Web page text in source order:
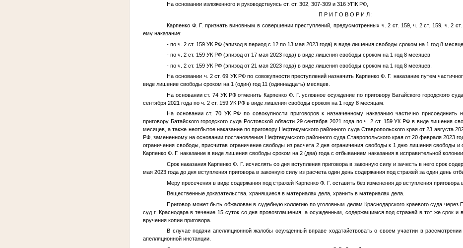
На основании изложенного и руководствуясь ст. ст. 302, 307-309 и 316 УПК РФ,
П Р И Г О В О Р И Л :
Карпенко Ф. Г. признать виновным в совершении преступлений, предусмотренных ч. 2 ст. 159, ч. 2 ст. 159, ч. 2
ему наказание:
- по ч. 2 ст. 159 УК РФ (эпизод в период с 12 по 13 мая 2023 года) в виде лишения свободы сроком на 1 год 8
- по ч. 2 ст. 159 УК РФ (эпизод от 17 мая 2023 года) в виде лишения свободы сроком на 1 год 8 месяцев
- по ч. 2 ст. 159 УК РФ (эпизод от 21 мая 2023 года) в виде лишения свободы сроком на 1 год 8 месяцев.
На основании ч. 2 ст. 69 УК РФ по совокупности преступлений назначить Карпенко Ф. Г. наказание путем
виде лишение свободы сроком на 1 (один) год 11 (одиннадцать) месяцев.
На основании ст. 74 УК РФ отменитьКарпенко Ф. Г. условное осуждение по приговору Батайского городского
сентября 2021 года по ч. 2 ст. 159 УК РФ в виде лишения свободы сроком на 1 году 8 месяцам.
На основании ст. 70 УК РФ по совокупности приговоров к назначенному наказанию частично присоединить
приговору Батайского городского суда Ростовской области 29 сентября 2021 года по ч. 2 ст. 159 УК РФ в виде лишения
месяцев, а также неотбытое наказание по приговору Нефтекумского районного суда Ставропольского края от 23 августа
РФ, замененному на основании постановления Нефтекумского районного суда Ставропольского края от 20 февраля 2023
ограничения свободы, присчитав ограничение свободы из расчета 2 дня ограничения свободы к 1 дню лишения свободы и
Карпенко Ф. Г. наказание в виде лишения свободы сроком на 2 (два) года с отбыванием наказания в исправительной
Срок наказанияКарпенко Ф. Г. исчислять со дня вступления приговора в законную силу и зачесть в него срок
мая 2023 года до дня вступления приговора в законную силу из расчета один день содержания под стражей за один день
Меру пресечения в виде содержания под стражей Карпенко Ф. Г. оставить без изменения до вступления приговора
Вещественные доказательства, хранящиеся в материалах дела, хранить в материалах дела.
Приговор может быть обжалован в судебную коллегию по уголовным делам Краснодарского краевого суда через
суд г. Краснодара в течение 15 суток со дня провозглашения, а осужденным, содержащимся под стражей в тот же срок и
вручения копии приговора.
В случае подачи апелляционной жалобы осужденный вправе ходатайствовать о своем участии в рассмотрении
апелляционной инстанции.